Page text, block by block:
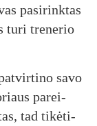
pa­si­rink­tas
tu­ri tre­ne­rio
sa­vo
pa­rei­
tad ti­kė­ti­